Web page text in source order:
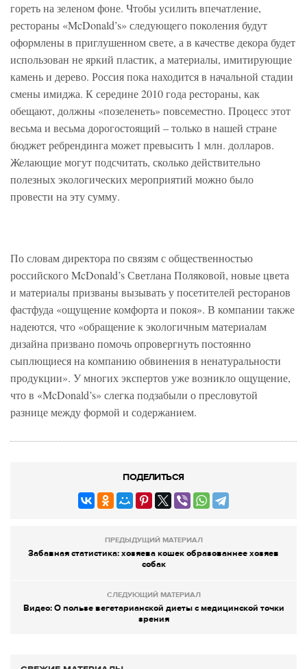
гореть на зеленом фоне. Чтобы усилить впечатление,
рестораны «McDonald’s» следующего поколения будут
оформлены в приглушенном свете, а в качестве декора будет
использован не яркий пластик, а материалы, имитирующие
камень и дерево. Россия пока находится в начальной стадии
смены имиджа. К середине 2010 года рестораны, как
обещают, должны «позеленеть» повсеместно. Процесс этот
весьма и весьма дорогостоящий – только в нашей стране
бюджет ребрендинга может превысить 1 млн. долларов.
Желающие могут подсчитать, сколько действительно
полезных экологических мероприятий можно было
провести на эту сумму.
По словам директора по связям с общественностью
российского McDonald’s Светлана Поляковой, новые цвета
и материалы призваны вызывать у посетителей ресторанов
фастфуда «ощущение комфорта и покоя». В компании также
надеются, что «обращение к экологичным материалам
дизайна призвано помочь опровергнуть постоянно
сыплющиеся на компанию обвинения в ненатуральности
продукции». У многих экспертов уже возникло ощущение,
что в «McDonald’s» слегка подзабыли о пресловутой
разнице между формой и содержанием.
ПОДЕЛИТЬСЯ
ПРЕДЫДУЩИЙ МАТЕРИАЛ
Забавная статистика: хозяева кошек образованнее хозяев
собак
СЛЕДУЮЩИЙ МАТЕРИАЛ
Видео: О пользе вегетарианской диеты с медицинской точки
зрения